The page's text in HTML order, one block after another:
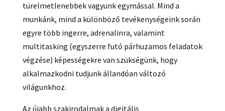
türelmetlenebbek vagyunk egymással. Mind a
munkánk, mind a különböző tevékenységeink során
egyre több ingerre, adrenalinra, valamint
multitasking (egyszerre futó párhuzamos feladatok
végzése) képességekre van szükségünk, hogy
alkalmazkodni tudjunk állandóan változó
világunkhoz.
Az újabb szakirodalmak a digitális